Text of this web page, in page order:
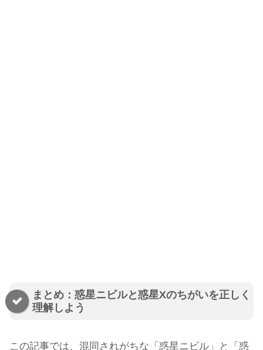
まとめ：惑星ニビルと惑星Xのちがいを正しく
理解しよう
この記事では、混同されがちな「惑星ニビル」と「惑